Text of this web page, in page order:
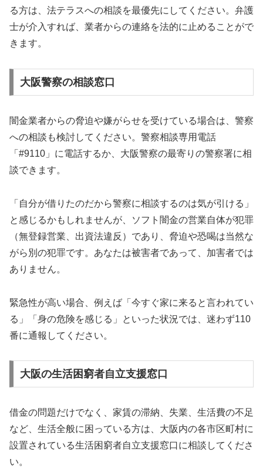
る方は、法テラスへの相談を最優先にしてください。弁護
士が介入すれば、業者からの連絡を法的に止めることがで
きます。
大阪警察の相談窓口
闇金業者からの脅迫や嫌がらせを受けている場合は、警察
への相談も検討してください。警察相談専用電話
「#9110」に電話するか、大阪警察の最寄りの警察署に相
談できます。
「自分が借りたのだから警察に相談するのは気が引ける」
と感じるかもしれませんが、ソフト闇金の営業自体が犯罪
（無登録営業、出資法違反）であり、脅迫や恐喝は当然な
がら別の犯罪です。あなたは被害者であって、加害者では
ありません。
緊急性が高い場合、例えば「今すぐ家に来ると言われてい
る」「身の危険を感じる」といった状況では、迷わず110
番に通報してください。
大阪の生活困窮者自立支援窓口
借金の問題だけでなく、家賃の滞納、失業、生活費の不足
など、生活全般に困っている方は、大阪内の各市区町村に
設置されている生活困窮者自立支援窓口に相談してくださ
い。